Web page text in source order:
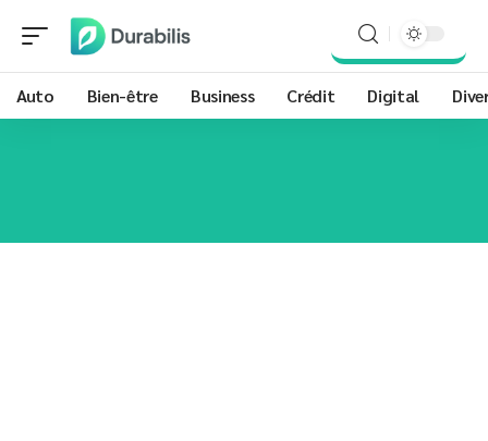
Auto Bien-être Business Crédit Digital